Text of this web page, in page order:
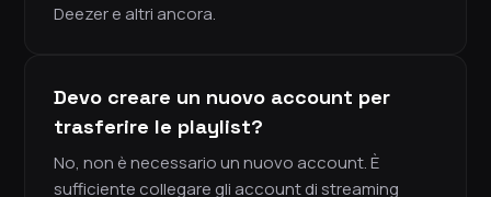
Deezer e altri ancora.
Devo creare un nuovo account per
trasferire le playlist?
No, non è necessario un nuovo account. È
sufficiente collegare gli account di streaming